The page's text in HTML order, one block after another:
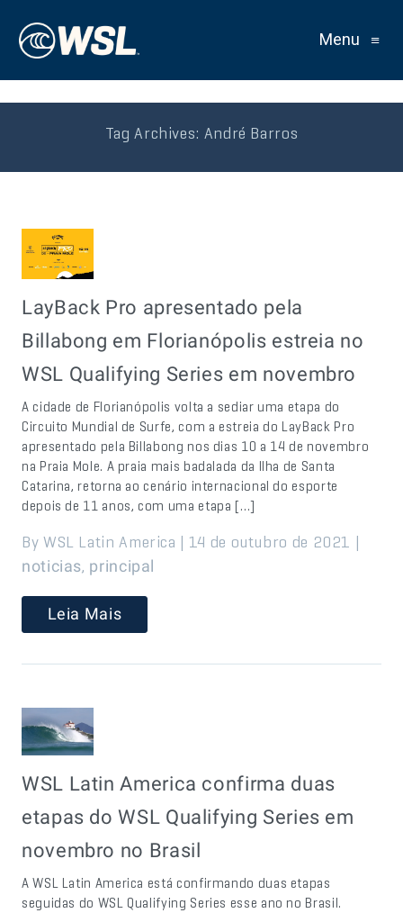
Menu ≡
Tag Archives: André Barros
LayBack Pro apresentado pela
Billabong em Florianópolis estreia no
WSL Qualifying Series em novembro
A cidade de Florianópolis volta a sediar uma etapa do
Circuito Mundial de Surfe, com a estreia do LayBack Pro
apresentado pela Billabong nos dias 10 a 14 de novembro
na Praia Mole. A praia mais badalada da Ilha de Santa
Catarina, retorna ao cenário internacional do esporte
depois de 11 anos, com uma etapa […]
By WSL Latin America | 14 de outubro de 2021 |
noticias, principal
Leia Mais
WSL Latin America confirma duas
etapas do WSL Qualifying Series em
novembro no Brasil
A WSL Latin America está confirmando duas etapas
seguidas do WSL Qualifying Series esse ano no Brasil.